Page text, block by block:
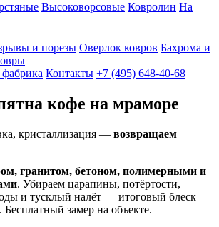
Высоковорсовые Ковролин На
и порезы Оверлок ковров Бахрома и
Контакты +7 (495) 648-40-68
кофе на мраморе
кристаллизация — возвращаем
гранитом, бетоном, полимерными и
. Убираем царапины, потёртости,
и тусклый налёт — итоговый блеск
замер на объекте.